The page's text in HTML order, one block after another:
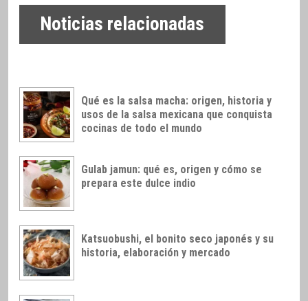
Noticias relacionadas
Qué es la salsa macha: origen, historia y
usos de la salsa mexicana que conquista
cocinas de todo el mundo
Gulab jamun: qué es, origen y cómo se
prepara este dulce indio
Katsuobushi, el bonito seco japonés y su
historia, elaboración y mercado